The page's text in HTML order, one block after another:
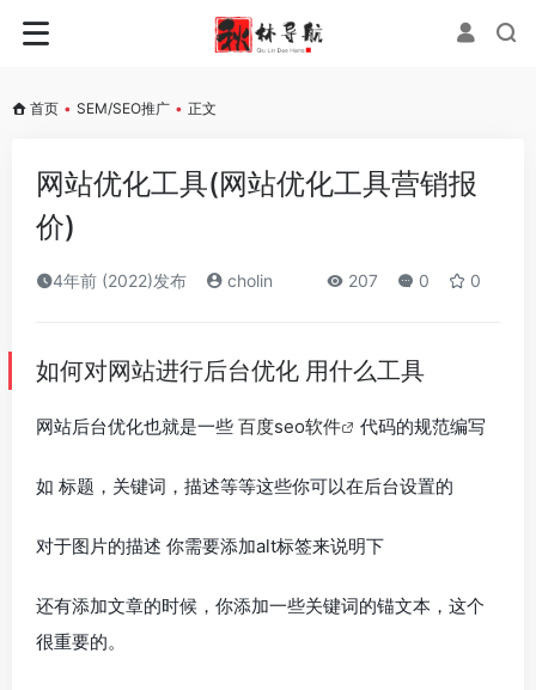
首页 • SEM/SEO推广 • 正文
网站优化工具(网站优化工具营销报
价)
4年前 (2022)发布 cholin 207 0 0
如何对网站进行后台优化 用什么工具
网站后台优化也就是一些 百度seo软件 代码的规范编写
如 标题，关键词，描述等等这些你可以在后台设置的
对于图片的描述 你需要添加alt标签来说明下
还有添加文章的时候，你添加一些关键词的锚文本，这个
很重要的。